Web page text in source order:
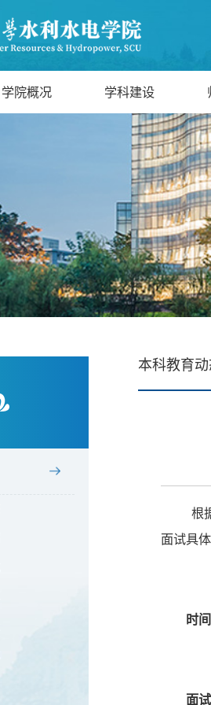
学院概况 学科建设
本科教育
根
面试具
时间
面